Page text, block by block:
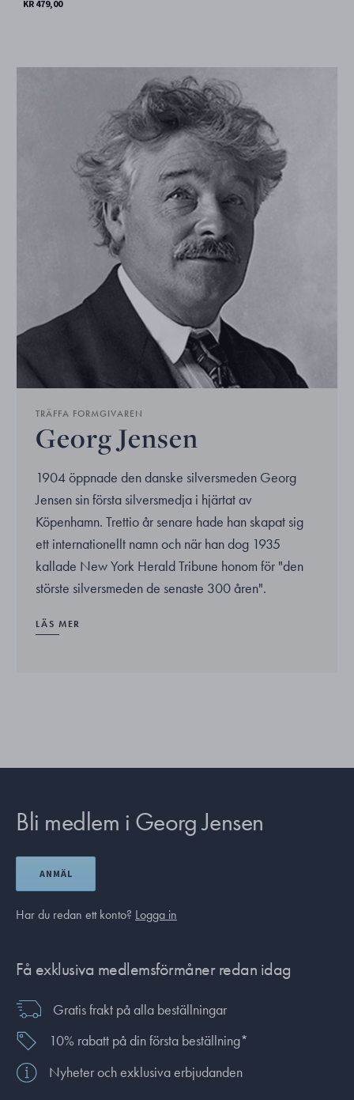
KR 479,00
TRÄFFA FORMGIVAREN
Georg Jensen
1904 öppnade den danske silversmeden Georg
Jensen sin första silversmedja i hjärtat av
Köpenhamn. Trettio år senare hade han skapat sig
ett internationellt namn och när han dog 1935
kallade New York Herald Tribune honom för "den
störste silversmeden de senaste 300 åren".
LÄS MER
Bli medlem i Georg Jensen
ANMÄL
Har du redan ett konto? Logga in
Få exklusiva medlemsförmåner redan idag
Gratis frakt på alla beställningar
10% rabatt på din första beställning*
Nyheter och exklusiva erbjudanden